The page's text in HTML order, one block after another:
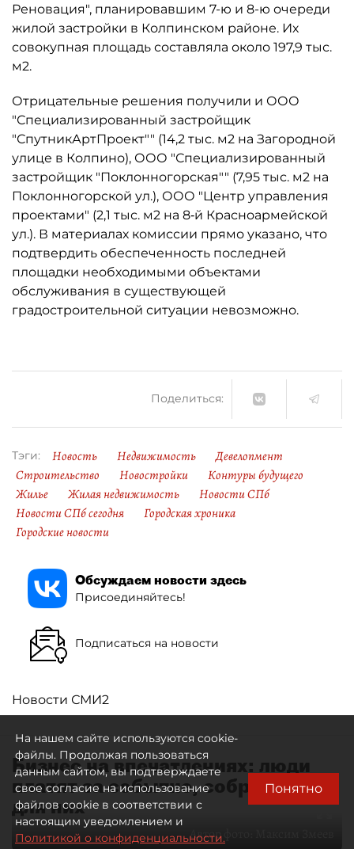
Реновация", планировавшим 7-ю и 8-ю очереди
жилой застройки в Колпинском районе. Их
совокупная площадь составляла около 197,9 тыс.
м2.
Отрицательные решения получили и ООО
"Специализированный застройщик
"СпутникАртПроект"" (14,2 тыс. м2 на Загородной
улице в Колпино), ООО "Специализированный
застройщик "Поклонногорская"" (7,95 тыс. м2 на
Поклонногорской ул.), ООО "Центр управления
проектами" (2,1 тыс. м2 на 8‑й Красноармейской
ул.). В материалах комиссии прямо указано, что
подтвердить обеспеченность последней
площадки необходимыми объектами
обслуживания в существующей
градостроительной ситуации невозможно.
Поделиться:
Тэги: Новость Недвижимость
Девелопмент
Строительство
Новостройки
Контуры будущего
Жилье
Жилая недвижимость
Новости СПб
Новости СПб сегодня
Городская хроника
Городские новости
Обсуждаем новости здесь
Присоединяйтесь!
Подписаться на новости
Новости СМИ2
Бизнес на впечатлениях: люди
платят за событие, собранное
для них
Автор фото:
На нашем сайте используются cookie-
файлы. Продолжая пользоваться
данным сайтом, вы подтверждаете
свое согласие на использование
файлов cookie в соответствии с
настоящим уведомлением и
Политикой о конфиденциальности.
Понятно